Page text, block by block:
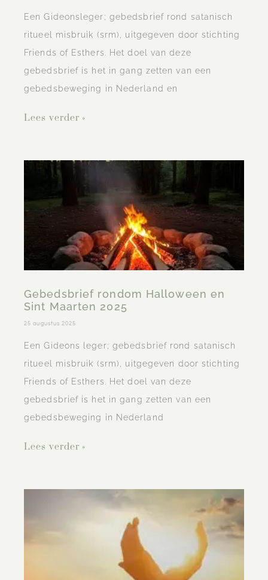
Een Gideonsleger; gebedsbrief rond satanisch
ritueel misbruik (srm), uitgegeven door stichting
Friends of Esthers. Het doel van deze
gebedsbrief is het in gang zetten van een
gebedsbeweging in Nederland en
Lees verder »
Gebedsbrief rondom Halloween en
Sint Maarten 2025
25 augustus 2025
Een Gideons leger; gebedsbrief rond satanisch
ritueel misbruik (srm), uitgegeven door stichting
Friends of Esthers. Het doel van deze
gebedsbrief is het in gang zetten van een
gebedsbeweging in Nederland
Lees verder »